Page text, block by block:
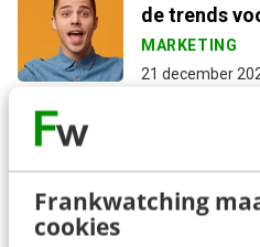
Frankwatching
cookies
de trends
MARKETING
21 december
Bekijk meer